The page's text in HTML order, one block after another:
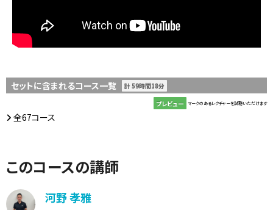
セットに含まれるコース一覧 計 59時間18分
プレビュー マークのあるレクチャーを試聴いただけます
全67コース
このコースの講師
河野 孝雅